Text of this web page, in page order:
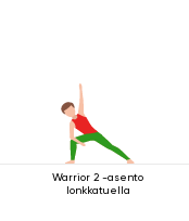
Warrior 2 -asento
lonkkatuella